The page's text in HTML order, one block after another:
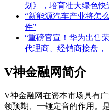
划》，培育壮大绿色快
“新能源汽车产业将怎
件”
“重磅官宣！华为出售
代理商、经销商接盘，
V神金融网简介
V神金融网在资本市场具有
领预期、一锤定音的作用。